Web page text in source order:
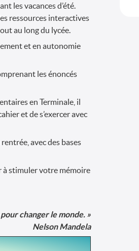
les vacances d’été.
ressources interactives
au long du lycée.
et en autonomie
les énoncés
en Terminale, il
et de s’exercer avec
avec des bases
à stimuler votre mémoire
pour changer le monde. »
Nelson Mandela